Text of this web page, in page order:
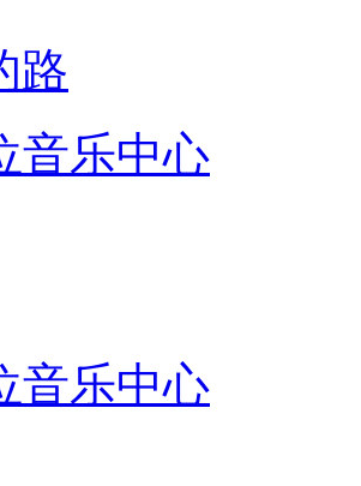
路
音乐中心
音乐中心